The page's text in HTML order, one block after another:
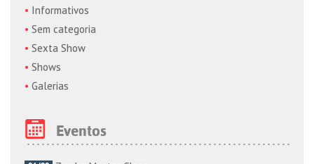
Informativos
Sem categoria
Sexta Show
Shows
Galerias
Eventos